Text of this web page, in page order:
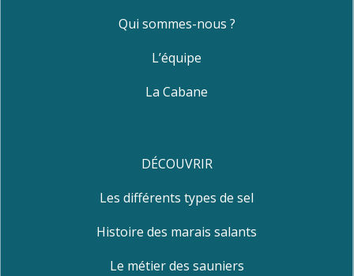
Qui sommes-nous ?
L’équipe
La Cabane
DÉCOUVRIR
Les différents types de sel
Histoire des marais salants
Le métier des sauniers